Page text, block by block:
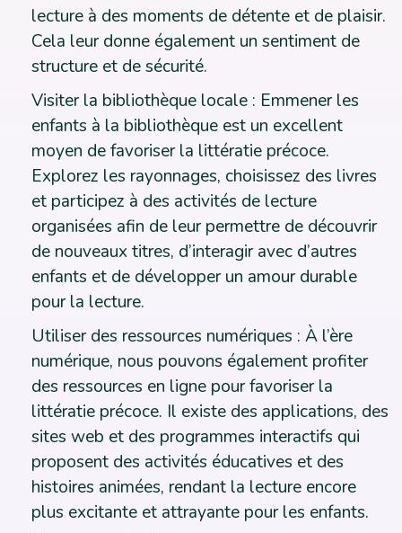
lecture à des moments de détente et de plaisir.
Cela leur donne également un sentiment de
structure et de sécurité.
Visiter la bibliothèque locale : Emmener les
enfants à la bibliothèque est un excellent
moyen de favoriser la littératie précoce.
Explorez les rayonnages, choisissez des livres
et participez à des activités de lecture
organisées afin de leur permettre de découvrir
de nouveaux titres, d’interagir avec d’autres
enfants et de développer un amour durable
pour la lecture.
Utiliser des ressources numériques : À l’ère
numérique, nous pouvons également profiter
des ressources en ligne pour favoriser la
littératie précoce. Il existe des applications, des
sites web et des programmes interactifs qui
proposent des activités éducatives et des
histoires animées, rendant la lecture encore
plus excitante et attrayante pour les enfants.